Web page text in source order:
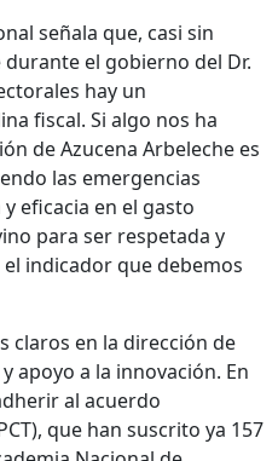
señala que, casi sin
el gobierno del Dr.
hay un
fiscal. Si algo nos ha
de Azucena Arbeleche es
las emergencias
eficacia en el gasto
para ser respetada y
indicador que debemos
claros en la dirección de
apoyo a la innovación. En
al acuerdo
que han suscrito ya 157